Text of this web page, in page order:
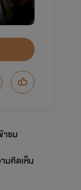
าชม
มคิดเห็น